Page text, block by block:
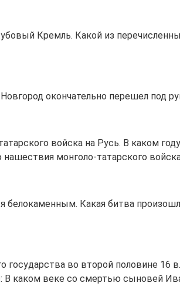
Кремль. Какой из
окончательно перешел под
войска на Русь. В каком
монголо-татарского
Какая битва
государства во второй половине
В каком веке со смертью сыновей